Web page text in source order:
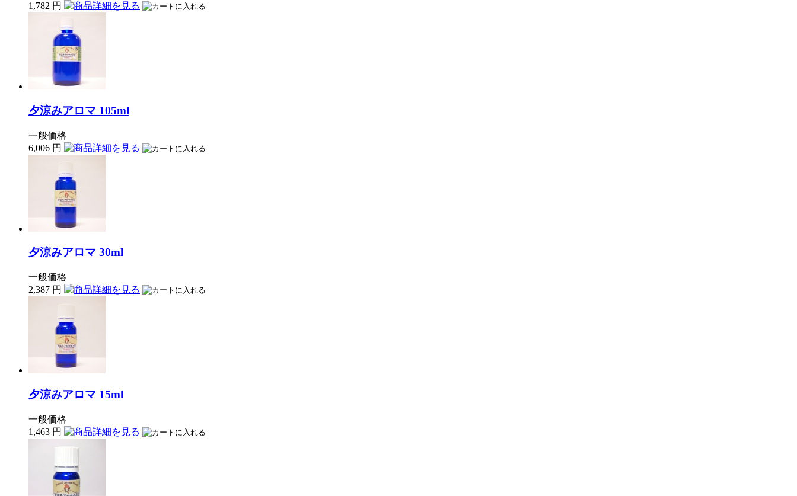
1,782 円
夕涼みアロマ 105ml
一般価格
6,006 円
夕涼みアロマ 30ml
一般価格
2,387 円
夕涼みアロマ 15ml
一般価格
1,463 円